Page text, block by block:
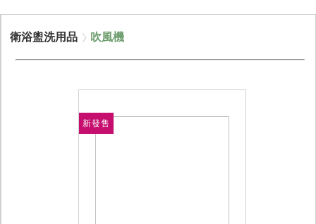
衛浴盥洗用品 吹風機
新發售